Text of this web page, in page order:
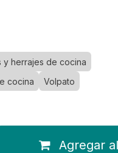
y herrajes de cocina
cocina
Volpato
Agregar